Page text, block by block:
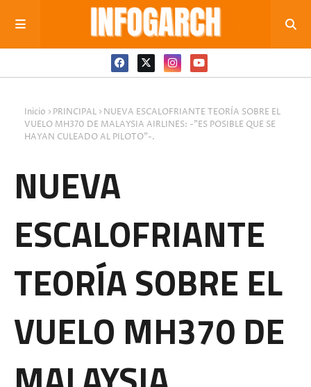
Inicio PRINCIPAL
NUEVA ESCALOFRIANTE TEORÍA SOBRE EL
VUELO MH370 DE MALAYSIA AIRLINES: -"ES POSIBLE QUE SE
HAYAN CULEADO AL PILOTO"-.
NUEVA
ESCALOFRIANTE
TEORÍA SOBRE EL
VUELO MH370 DE